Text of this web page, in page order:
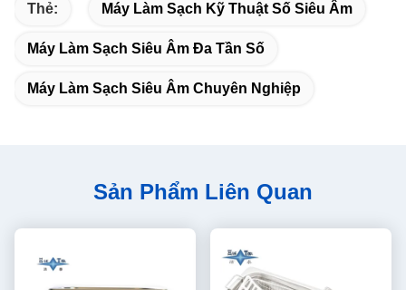
Thẻ: Máy Làm Sạch Kỹ Thuật Số Siêu Âm
Máy Làm Sạch Siêu Âm Đa Tần Số
Máy Làm Sạch Siêu Âm Chuyên Nghiệp
Sản Phẩm Liên Quan